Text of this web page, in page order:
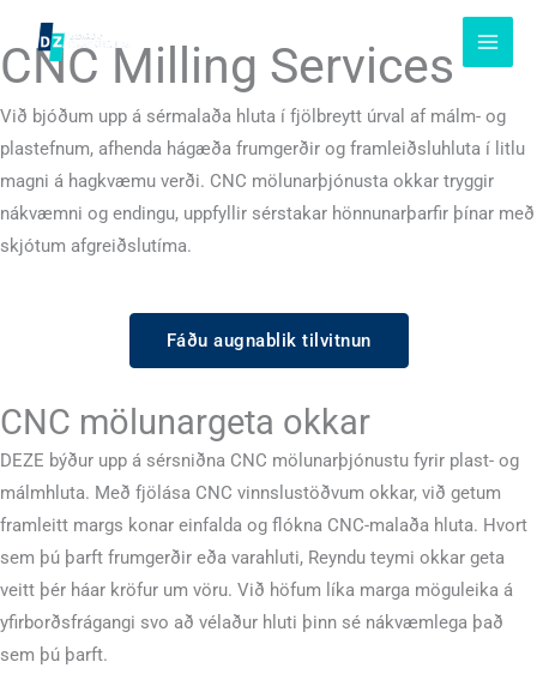
að
innihaldi
CNC Milling Services
Við bjóðum upp á sérmalaða hluta í fjölbreytt úrval af málm- og
plastefnum, afhenda hágæða frumgerðir og framleiðsluhluta í litlu
magni á hagkvæmu verði. CNC mölunarþjónusta okkar tryggir
nákvæmni og endingu, uppfyllir sérstakar hönnunarþarfir þínar með
skjótum afgreiðslutíma.
Fáðu augnablik tilvitnun
CNC mölunargeta okkar
DEZE býður upp á sérsniðna CNC mölunarþjónustu fyrir plast- og
málmhluta. Með fjölása CNC vinnslustöðvum okkar, við getum
framleitt margs konar einfalda og flókna CNC-malaða hluta. Hvort
sem þú þarft frumgerðir eða varahluti, Reyndu teymi okkar geta
veitt þér háar kröfur um vöru. Við höfum líka marga möguleika á
yfirborðsfrágangi svo að vélaður hluti þinn sé nákvæmlega það
sem þú þarft.